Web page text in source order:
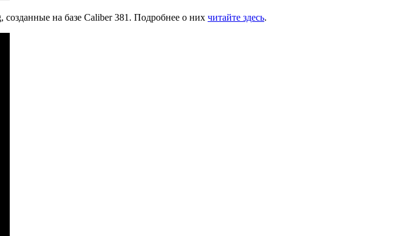
на базе Caliber 381. Подробнее о них читайте здесь.